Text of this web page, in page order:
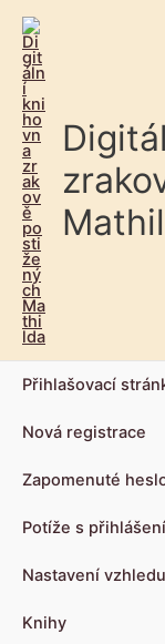
Přihlašovací
Nová registrace
Zapomenuté
Potíže s
Nastavení
Knihy